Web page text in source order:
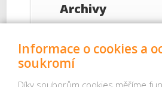
Archivy
Září 2017
Informace o cookies a
soukromí
Díky souborům cookies měříme